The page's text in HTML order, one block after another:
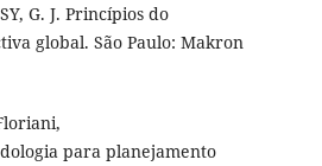
G. J. Princípios do
global. São Paulo: Makron
para planejamento